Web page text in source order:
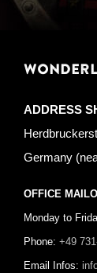
ADDRESS
Germany
OFFICE
Monday to
Phone: +49
Email Infos: